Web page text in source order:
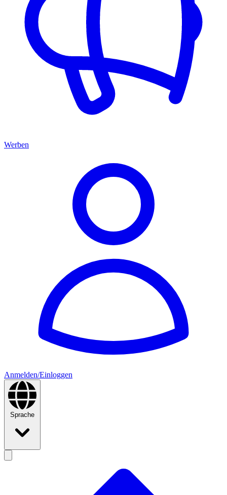
Werben
Anmelden/Einloggen
Sprache